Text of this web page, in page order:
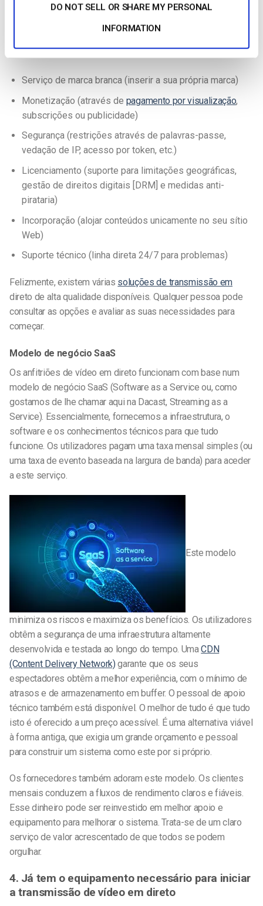
DO NOT SELL OR SHARE MY PERSONAL
INFORMATION
serviço de alojamento de vídeo e detransmissão em direto
de nível profissional. Estes fornecedores oferecem
Serviço de marca branca (inserir a sua própria marca)
Monetização (através de pagamento por visualização,
subscrições ou publicidade)
Segurança (restrições através de palavras-passe,
vedação de IP, acesso por token, etc.)
Licenciamento (suporte para limitações geográficas,
gestão de direitos digitais [DRM] e medidas anti-
pirataria)
Incorporação (alojar conteúdos unicamente no seu sítio
Web)
Suporte técnico (linha direta 24/7 para problemas)
Felizmente, existem várias soluções de transmissão em
direto de alta qualidade disponíveis. Qualquer pessoa pode
consultar as opções e avaliar as suas necessidades para
começar.
Modelo de negócio SaaS
Os anfitriões de vídeo em direto funcionam com base num
modelo de negócio SaaS (Software as a Service ou, como
gostamos de lhe chamar aqui na Dacast, Streaming as a
Service). Essencialmente, fornecemos a infraestrutura, o
software e os conhecimentos técnicos para que tudo
funcione. Os utilizadores pagam uma taxa mensal simples (ou
uma taxa de evento baseada na largura de banda) para aceder
a este serviço.
Este modelo
minimiza os riscos e maximiza os benefícios. Os utilizadores
obtêm a segurança de uma infraestrutura altamente
desenvolvida e testada ao longo do tempo. UmaCDN
(Content Delivery Network)garante que os seus
espectadores obtêm a melhor experiência, com o mínimo de
atrasos e de armazenamento em buffer. O pessoal de apoio
técnico também está disponível. O melhor de tudo é que tudo
isto é oferecido a um preço acessível. É uma alternativa viável
à forma antiga, que exigia um grande orçamento e pessoal
para construir um sistema como este por si próprio.
Os fornecedores também adoram este modelo. Os clientes
mensais conduzem a fluxos de rendimento claros e fiáveis.
Esse dinheiro pode ser reinvestido em melhor apoio e
equipamento para melhorar o sistema. Trata-se de um claro
serviço de valor acrescentado de que todos se podem
orgulhar.
4. Já tem o equipamento necessário para iniciar
a transmissão de vídeo em direto